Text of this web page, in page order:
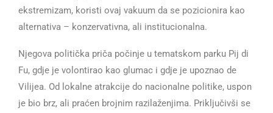
ekstremizam, koristi ovaj vakuum da se pozicionira kao
alternativa – konzervativna, ali institucionalna.
Njegova politička priča počinje u tematskom parku Pij di
Fu, gdje je volontirao kao glumac i gdje je upoznao de
Vilijea. Od lokalne atrakcije do nacionalne politike, uspon
je bio brz, ali praćen brojnim razilaženjima. Priključivši se